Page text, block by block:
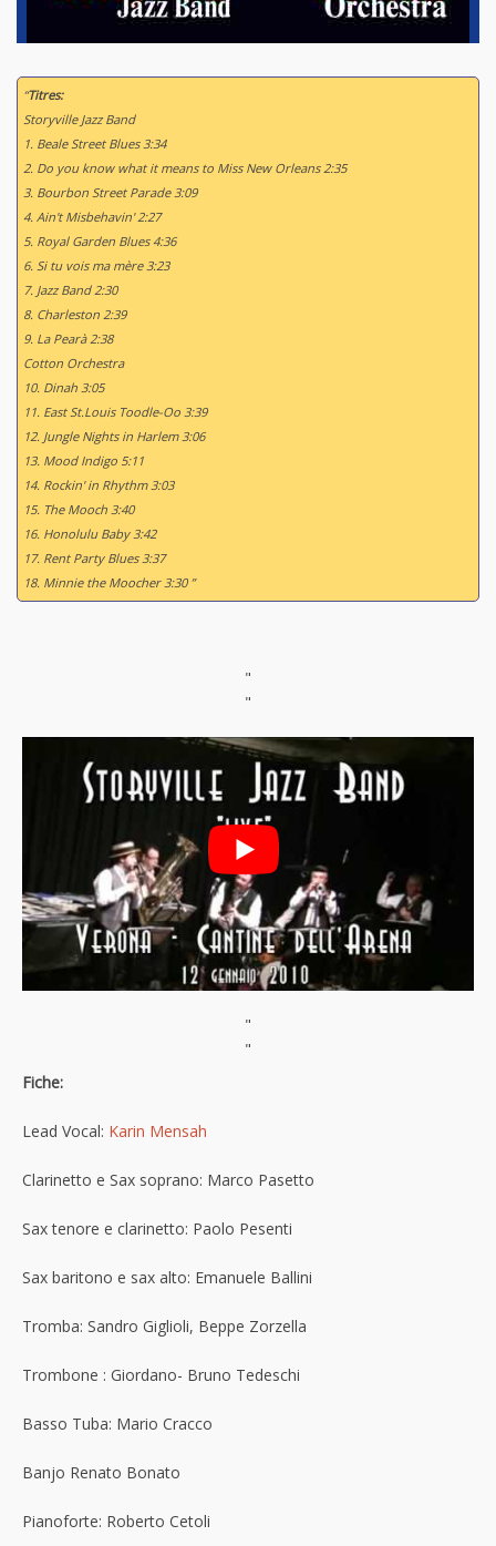
“Titres:
Storyville Jazz Band
1. Beale Street Blues 3:34
2. Do you know what it means to Miss New Orleans 2:35
3. Bourbon Street Parade 3:09
4. Ain't Misbehavin' 2:27
5. Royal Garden Blues 4:36
6. Si tu vois ma mère 3:23
7. Jazz Band 2:30
8. Charleston 2:39
9. La Pearà 2:38
Cotton Orchestra
10. Dinah 3:05
11. East St.Louis Toodle-Oo 3:39
12. Jungle Nights in Harlem 3:06
13. Mood Indigo 5:11
14. Rockin' in Rhythm 3:03
15. The Mooch 3:40
16. Honolulu Baby 3:42
17. Rent Party Blues 3:37
18. Minnie the Moocher 3:30 ”
"
"
"
"
Fiche:
Lead Vocal: Karin Mensah
Clarinetto e Sax soprano: Marco Pasetto
Sax tenore e clarinetto: Paolo Pesenti
Sax baritono e sax alto: Emanuele Ballini
Tromba: Sandro Giglioli, Beppe Zorzella
Trombone : Giordano- Bruno Tedeschi
Basso Tuba: Mario Cracco
Banjo Renato Bonato
Pianoforte: Roberto Cetoli